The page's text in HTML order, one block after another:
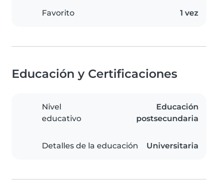
Favorito 1 vez
Educación y Certificaciones
Nivel
educativo
Educación
postsecundaria
Detalles de la educación Universitaria